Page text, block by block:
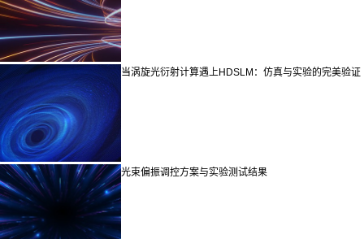
当涡旋光衍射计算遇上HDSLM：仿真与实验的完美验证
光束偏振调控方案与实验测试结果